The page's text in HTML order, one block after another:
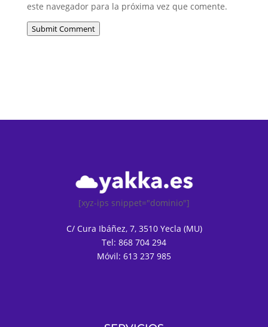
este navegador para la próxima vez que comente.
Submit Comment
[xyz-ips snippet="dominio"]
C/ Cura Ibáñez, 7, 3510 Yecla (MU)
Tel: 868 704 294
Móvil: 613 237 985